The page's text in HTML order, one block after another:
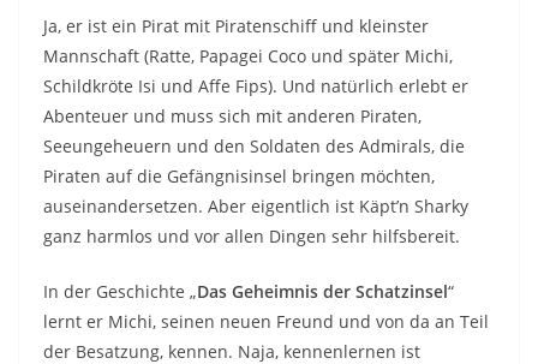
Ja, er ist ein Pirat mit Piratenschiff und kleinster
Mannschaft (Ratte, Papagei Coco und später Michi,
Schildkröte Isi und Affe Fips). Und natürlich erlebt er
Abenteuer und muss sich mit anderen Piraten,
Seeungeheuern und den Soldaten des Admirals, die
Piraten auf die Gefängnisinsel bringen möchten,
auseinandersetzen. Aber eigentlich ist Käpt’n Sharky
ganz harmlos und vor allen Dingen sehr hilfsbereit.
In der Geschichte „Das Geheimnis der Schatzinsel“
lernt er Michi, seinen neuen Freund und von da an Teil
der Besatzung, kennen. Naja, kennenlernen ist